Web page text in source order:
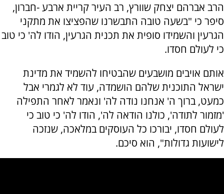
הרב אברהם יצחק שוורץ, רב העיר קריית ארבע -חברון,
סיפר כי "בשעה טובה התבשרנו שהפציצו את מתקני
הגרעין והשמידו סופית את תכנית הגרעין, הודו לה' כי טוב
כי לעולם חסדו.
אותם אויבים מושבעים שהבטיחו להשמיד את מדינת
ישראל התוכנית שלהם הושמדה, עוד לא לגמרי אבל
כמעט, ברוך ה' אנחנו נודה לה' ונאמר לאחר התפילה
'מזמור לתודה', כולנו הודאה לה', הודו לה' כי טוב כי
לעולם חסדו, יבורכו כל העוסקים במלאכה, שנזכה
לישועות גדולות", הוא סיכם.